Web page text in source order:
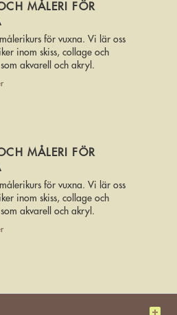
MÅLERI FÖR
för vuxna. Vi lär oss
inom skiss, collage och
akvarell och akryl.
MÅLERI FÖR
för vuxna. Vi lär oss
inom skiss, collage och
akvarell och akryl.